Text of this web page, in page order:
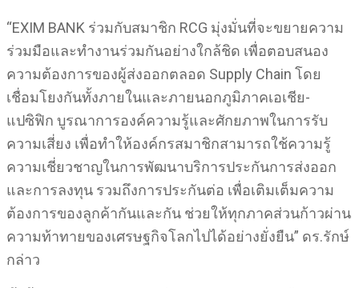
“EXIM BANK ร่วมกับสมาชิก RCG มุ่งมั่นที่จะขยายความ
ร่วมมือและทำงานร่วมกันอย่างใกล้ชิด เพื่อตอบสนอง
ความต้องการของผู้ส่งออกตลอด Supply Chain โดย
เชื่อมโยงกันทั้งภายในและภายนอกภูมิภาคเอเชีย-
แปซิฟิก บูรณาการองค์ความรู้และศักยภาพในการรับ
ความเสี่ยง เพื่อทำให้องค์กรสมาชิกสามารถใช้ความรู้
ความเชี่ยวชาญในการพัฒนาบริการประกันการส่งออก
และการลงทุน รวมถึงการประกันต่อ เพื่อเติมเต็มความ
ต้องการของลูกค้ากันและกัน ช่วยให้ทุกภาคส่วนก้าวผ่าน
ความท้าทายของเศรษฐกิจโลกไปได้อย่างยั่งยืน” ดร.รักษ์
กล่าว